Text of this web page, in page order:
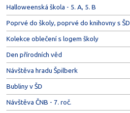
Halloweenská škola - 5. A, 5. B
Poprvé do školy, poprvé do knihovny s ŠD
Kolekce oblečení s logem školy
Den přírodních věd
Návštěva hradu Špilberk
Bubliny v ŠD
Návštěva ČNB - 7. roč.